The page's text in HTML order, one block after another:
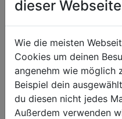
dieser Webseite
Wie die meisten
Cookies um deinen
angenehm wie möglich
Beispiel dein
du diesen nicht jedes
Außerdem verwenden